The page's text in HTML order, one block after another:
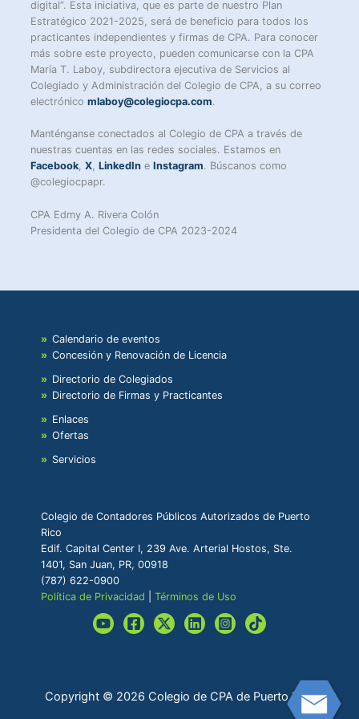
digital”. Esta iniciativa, que es parte de nuestro Plan
Estratégico 2021-2025, será de beneficio para todos los
practicantes independientes y firmas de CPA. Para conocer
más sobre este proyecto, pueden comunicarse con la CPA
María T. Laboy, subdirectora ejecutiva de Servicios al
Colegiado y Administración del Colegio de CPA, a su correo
electrónicomlaboy@colegiocpa.com.
Manténganse conectados al Colegio de CPA a través de
nuestras cuentas en las redes sociales. Estamos en
Facebook,X,LinkedIn eInstagram. Búscanos como
@colegiocpapr.
CPA Edmy A. Rivera Colón
Presidenta del Colegio de CPA 2023-2024
Calendario de eventos
Concesión y Renovación de Licencia
Directorio de Colegiados
Directorio de Firmas y Practicantes
Enlaces
Ofertas
Servicios
Colegio de Contadores Públicos Autorizados de Puerto
Rico
Edif. Capital Center I, 239 Ave. Arterial Hostos, Ste.
1401, San Juan, PR, 00918
(787) 622-0900
Política de Privacidad |Términos de Uso
Copyright © 2026 Colegio de CPA de Puerto Rico